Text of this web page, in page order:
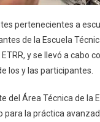
pertenecientes a
de la Escuela
y se llevó a
los y las participantes.
del Área Técnica de
para la práctica